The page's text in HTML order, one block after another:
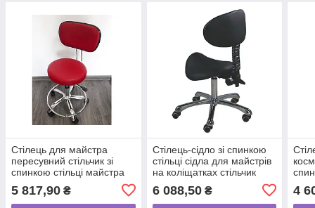
Стілець для майстра
пересувний стільчик зі
спинкою стільці майстра
педикюру VM_3006
5 817,90 ₴
Стілець-сідло зі спинкою
стільці сідла для майстрів
на коліщатках стільчик
1025Y
6 088,50₴ 4